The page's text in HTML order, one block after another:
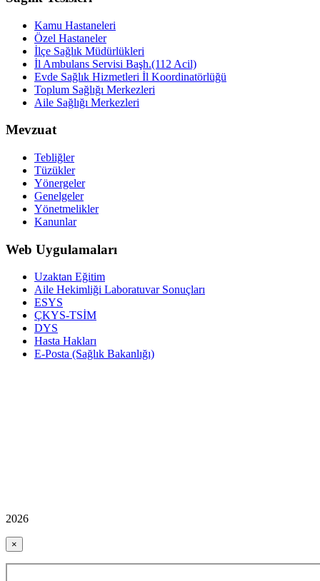
Kamu Hastaneleri
Özel Hastaneler
İlçe Sağlık Müdürlükleri
İl Ambulans Servisi Başh.(112 Acil)
Evde Sağlık Hizmetleri İl Koordinatörlüğü
Toplum Sağlığı Merkezleri
Aile Sağlığı Merkezleri
Mevzuat
Tebliğler
Tüzükler
Yönergeler
Genelgeler
Yönetmelikler
Kanunlar
Web Uygulamaları
Uzaktan Eğitim
Aile Hekimliği Laboratuvar Sonuçları
ESYS
ÇKYS-TSİM
DYS
Hasta Hakları
E-Posta (Sağlık Bakanlığı)
2026
×